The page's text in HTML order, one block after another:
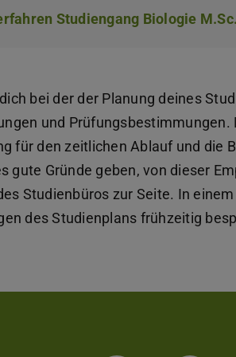
Studiengang Biologie M.Sc.
bei der der Planung deines
und Prüfungsbestimmungen.
für den zeitlichen Ablauf und die
gute Gründe geben, von dieser
Studienbüros zur Seite. In
des Studienplans frühzeitig